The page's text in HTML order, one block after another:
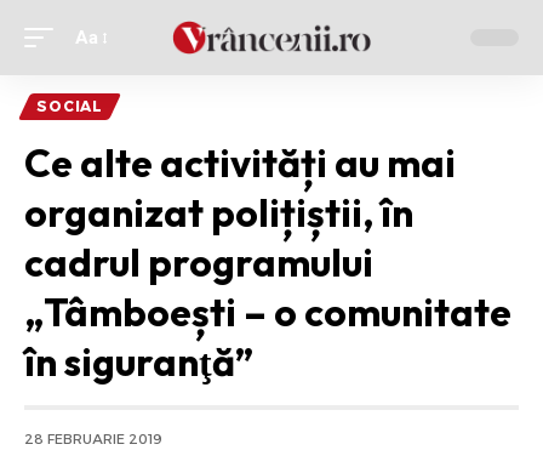
Ajustor
font
Aa
SOCIAL
Ce alte activități au mai
organizat polițiștii, în
cadrul programului
„Tâmboești – o comunitate
în siguranţă”
28 FEBRUARIE 2019